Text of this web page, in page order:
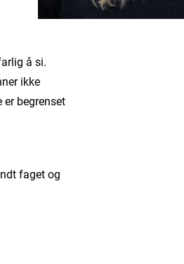
å si.
ikke
begrenset
faget og